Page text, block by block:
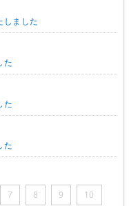
しました
た
た
た
7 8 9 10